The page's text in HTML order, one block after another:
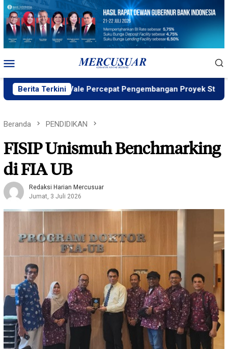
Loncat
konten
Mobile
Berita Terkini
ID, PT Vale Percepat Pengembangan Proyek Strategis IGP
Beranda PENDIDIKAN
FISIP Unismuh Benchmarking
di FIA UB
Redaksi Harian Mercusuar
Jumat, 3 Juli 2026